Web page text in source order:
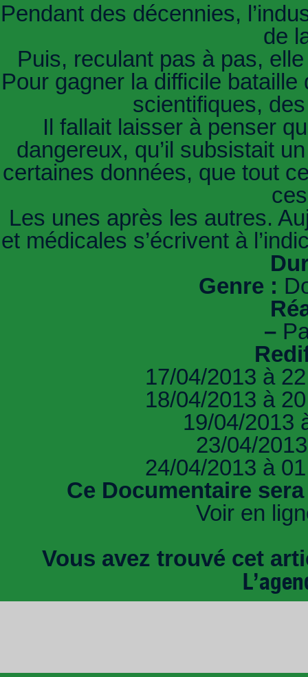
Pendant des décennies,
de
Puis, reculant pas à pas,
Pour gagner la difficile
scientifiques,
Il fallait laisser à penser
dangereux, qu’il subsistait
certaines données, que tout
Les unes après les autres.
et médicales s’écrivent à
Genre :
–
17/04/2013 à
18/04/2013 à
19/04/2013
23/04/
24/04/2013 à
Ce Documentaire
Voir en
Vous avez trouvé cet